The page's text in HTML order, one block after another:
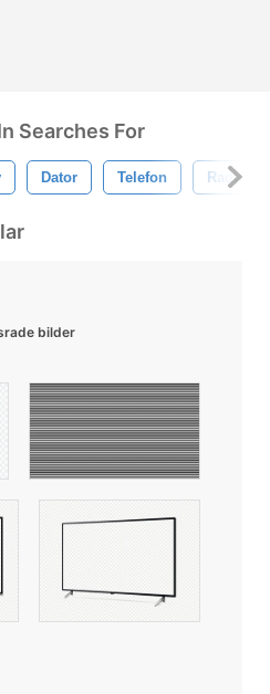
Searches For
Dator Telefon Radio
bilder